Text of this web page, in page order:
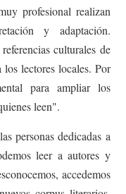
profesional realizan
y adaptación.
culturales de
lectores locales. Por
para ampliar los
leen".
personas dedicadas a
leer a autores y
accedemos